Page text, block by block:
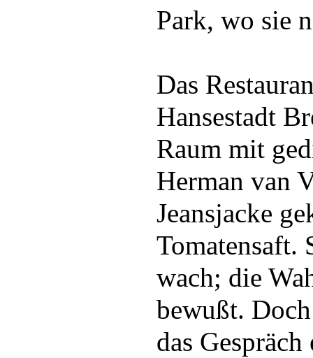
Park, wo sie
Das
Hansestadt
Raum mit
Herman van
Jeansjacke
Tomatensaft.
wach; die
bewußt.
das